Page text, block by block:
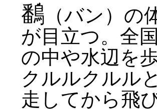
鷭 （バン）
が目立つ。全
の中や水辺を
クルルクルル
走してから飛